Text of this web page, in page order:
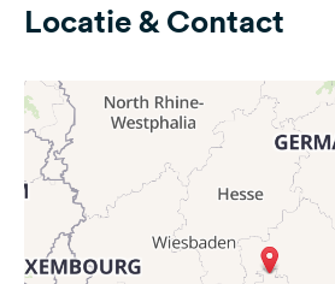
Locatie & Contact